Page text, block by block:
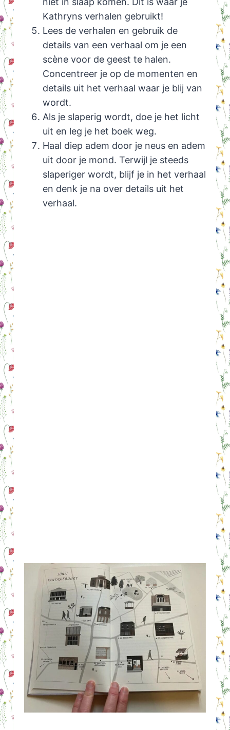
Kathryns verhalen gebruikt!
Lees de verhalen en gebruik de
details van een verhaal om je een
scène voor de geest te halen.
Concentreer je op de momenten en
details uit het verhaal waar je blij van
wordt.
Als je slaperig wordt, doe je het licht
uit en leg je het boek weg.
Haal diep adem door je neus en adem
uit door je mond. Terwijl je steeds
slaperiger wordt, blijf je in het verhaal
en denk je na over details uit het
verhaal.